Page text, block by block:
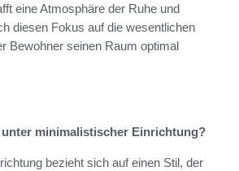
eine Atmosphäre der Ruhe und
diesen Fokus auf die wesentlichen
Bewohner seinen Raum optimal
unter minimalistischer Einrichtung?
bezieht sich auf einen Stil, der